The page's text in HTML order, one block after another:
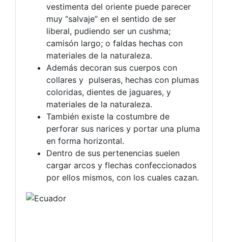
vestimenta del oriente puede parecer
muy “salvaje” en el sentido de ser
liberal, pudiendo ser un cushma;
camisón largo; o faldas hechas con
materiales de la naturaleza.
Además decoran sus cuerpos con
collares y pulseras, hechas con plumas
coloridas, dientes de jaguares, y
materiales de la naturaleza.
También existe la costumbre de
perforar sus narices y portar una pluma
en forma horizontal.
Dentro de sus pertenencias suelen
cargar arcos y flechas confeccionados
por ellos mismos, con los cuales cazan.